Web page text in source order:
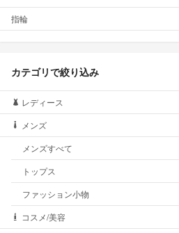
指輪
カテゴリで絞り込み
レディース
メンズ
メンズすべて
トップス
ファッション小物
コスメ/美容